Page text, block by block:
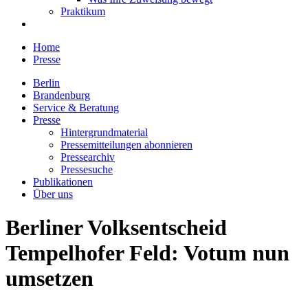
Praktikum
Home
Presse
Berlin
Brandenburg
Service & Beratung
Presse
Hintergrundmaterial
Pressemitteilungen abonnieren
Pressearchiv
Pressesuche
Publikationen
Über uns
Berliner Volksentscheid
Tempelhofer Feld: Votum nun
umsetzen